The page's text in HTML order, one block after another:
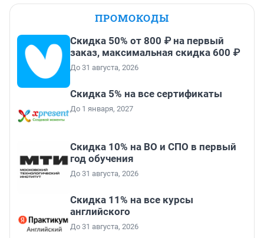
ПРОМОКОДЫ
Скидка 50% от 800 ₽ на первый
заказ, максимальная скидка 600 ₽
До 31 августа, 2026
Скидка 5% на все сертификаты
До 1 января, 2027
Скидка 10% на ВО и СПО в первый
год обучения
До 31 августа, 2026
Скидка 11% на все курсы
английского
До 31 августа, 2026